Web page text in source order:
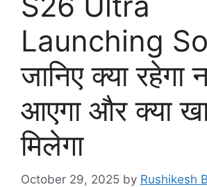
Launching
जानिए क्या रहेगा
आएगा और क्या
मिलेगा
October 29, 2025 by Rushikesh